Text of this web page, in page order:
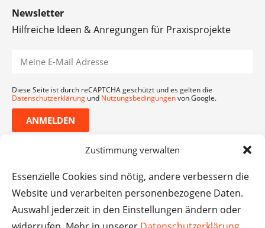
Zustimmung verwalten
Essenzielle Cookies sind nötig, andere verbessern die
Website und verarbeiten personenbezogene Daten.
Auswahl jederzeit in den Einstellungen ändern oder
Newsletter
Hilfreiche Ideen & Anregungen für Praxisprojekte
Diese Seite ist durch reCAPTCHA geschützt und es gelten die
Datenschutzerklärung und Nutzungsbedingungenvon Google.
ANMELDEN